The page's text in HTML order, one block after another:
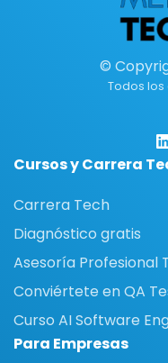
©
Todos
Cursos y Carrera
Carrera Tech
Diagnóstico gratis
Asesoría Profesional
Conviértete en QA
Curso AI Software
Para Empresas